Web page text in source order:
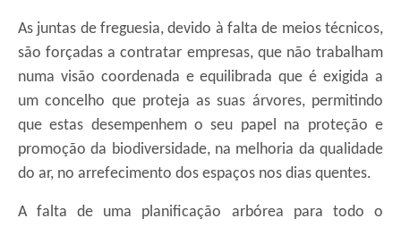
As juntas de freguesia, devido à falta de meios técnicos,
são forçadas a contratar empresas, que não trabalham
numa visão coordenada e equilibrada que é exigida a
um concelho que proteja as suas árvores, permitindo
que estas desempenhem o seu papel na proteção e
promoção da biodiversidade, na melhoria da qualidade
do ar, no arrefecimento dos espaços nos dias quentes.
A falta de uma planificação arbórea para todo o